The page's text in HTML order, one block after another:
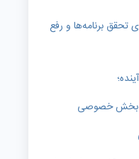
تحقق برنامه‌ها و رفع
بخش خصوصی